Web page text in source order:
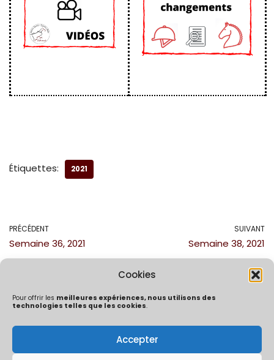
Cookies
Pour offrir les meilleures expériences, nous utilisons des
technologies telles que les cookies.
Accepter
Étiquettes: 2021
PRÉCÉDENT
Semaine 36, 2021
SUIVANT
Semaine 38, 2021
Politique de confidentialité
Politique de cookies (UE)